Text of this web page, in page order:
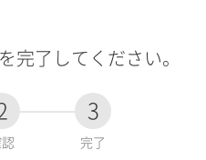
完了してください。
3
完了